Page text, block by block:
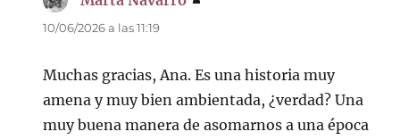
10/06/2026 a las 11:19
Muchas gracias, Ana. Es una historia muy
amena y muy bien ambientada, ¿verdad? Una
muy buena manera de asomarnos a una época